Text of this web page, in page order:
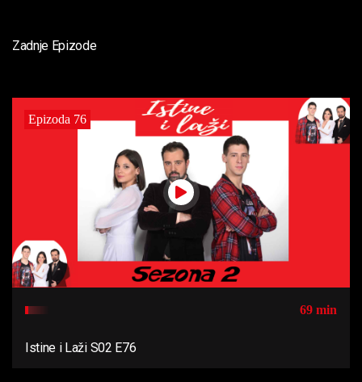
Zadnje Epizode
Epizoda 76
69 min
Istine i Laži S02 E76